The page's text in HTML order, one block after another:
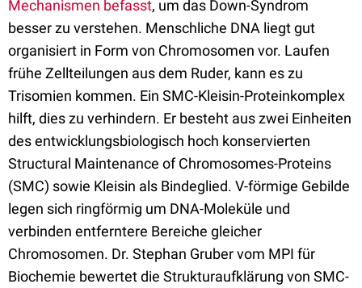
Mechanismen befasst, um das Down-Syndrom
besser zu verstehen. Menschliche DNA liegt gut
organisiert in Form von Chromosomen vor. Laufen
frühe Zellteilungen aus dem Ruder, kann es zu
Trisomien kommen. Ein SMC-Kleisin-Proteinkomplex
hilft, dies zu verhindern. Er besteht aus zwei Einheiten
des entwicklungsbiologisch hoch konservierten
Structural Maintenance of Chromosomes-Proteins
(SMC) sowie Kleisin als Bindeglied. V-förmige Gebilde
legen sich ringförmig um DNA-Moleküle und
verbinden entferntere Bereiche gleicher
Chromosomen. Dr. Stephan Gruber vom MPI für
Biochemie bewertet die Strukturaufklärung von SMC-